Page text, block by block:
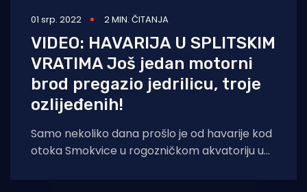
01 srp. 2022 2 MIN. ČITANJA
VIDEO: HAVARIJA U SPLITSKIM
VRATIMA Još jedan motorni
brod pregazio jedrilicu, troje
ozlijeđenih!
Samo nekoliko dana prošlo je od havarije kod
otoka Smokvice u rogozničkom akvatoriju u